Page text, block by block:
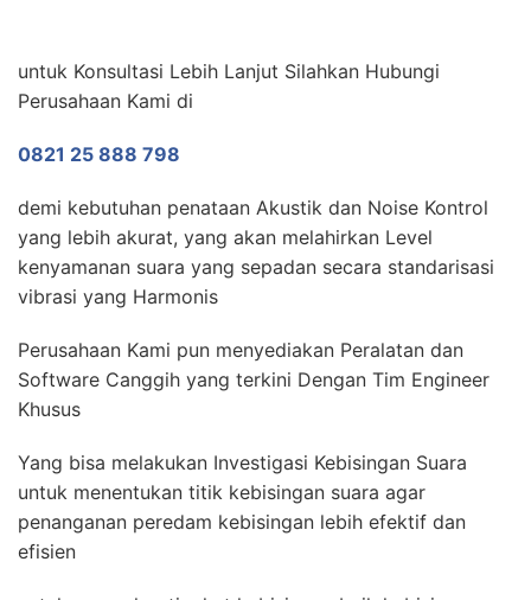
untuk Konsultasi Lebih Lanjut Silahkan Hubungi
Perusahaan Kami di
0821 25 888 798
demi kebutuhan penataan Akustik dan Noise Kontrol
yang lebih akurat, yang akan melahirkan Level
kenyamanan suara yang sepadan secara standarisasi
vibrasi yang Harmonis
Perusahaan Kami pun menyediakan Peralatan dan
Software Canggih yang terkini Dengan Tim Engineer
Khusus
Yang bisa melakukan Investigasi Kebisingan Suara
untuk menentukan titik kebisingan suara agar
penanganan peredam kebisingan lebih efektif dan
efisien